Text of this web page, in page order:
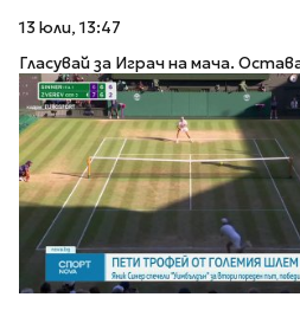
13 юли, 13:47
Гласувай за Играч на мача.